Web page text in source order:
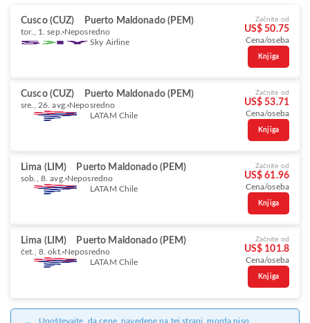
Cusco (CUZ) Puerto Maldonado (PEM)
tor., 1. sep. Neposredno
Sky Airline
Začnite od
US$ 50.75
Cena/oseba
Knjiga
Cusco (CUZ) Puerto Maldonado (PEM)
sre., 26. avg. Neposredno
LATAM Chile
Začnite od
US$ 53.71
Cena/oseba
Knjiga
Lima (LIM) Puerto Maldonado (PEM)
sob., 8. avg. Neposredno
LATAM Chile
Začnite od
US$ 61.96
Cena/oseba
Knjiga
Lima (LIM) Puerto Maldonado (PEM)
čet., 8. okt. Neposredno
LATAM Chile
Začnite od
US$ 101.8
Cena/oseba
Knjiga
Upoštevajte, da cene, navedene na tej strani, morda niso